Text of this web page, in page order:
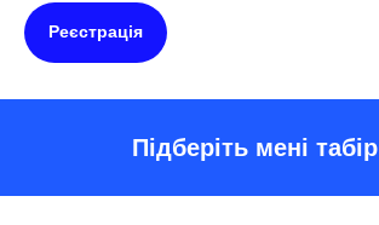
Реєстрація
Підберіть мені табір